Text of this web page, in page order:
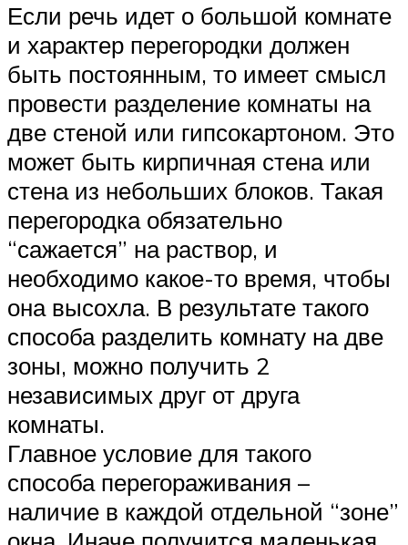
Если речь идет о большой комнате
и характер перегородки должен
быть постоянным, то имеет смысл
провести разделение комнаты на
две стеной или гипсокартоном. Это
может быть кирпичная стена или
стена из небольших блоков. Такая
перегородка обязательно
“сажается” на раствор, и
необходимо какое-то время, чтобы
она высохла. В результате такого
способа разделить комнату на две
зоны, можно получить 2
независимых друг от друга
комнаты.
Главное условие для такого
способа перегораживания –
наличие в каждой отдельной “зоне”